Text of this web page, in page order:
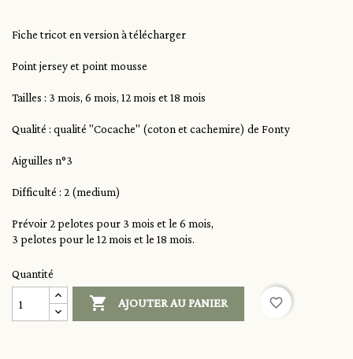
Fiche tricot en version à télécharger
Point jersey et point mousse
Tailles : 3 mois, 6 mois, 12 mois et 18 mois
Qualité : qualité "Cocache" (coton et cachemire) de Fonty
Aiguilles n°3
Difficulté : 2 (medium)
Prévoir 2 pelotes pour 3 mois et le 6 mois,
3 pelotes pour le 12 mois et le 18 mois.
Quantité
 AJOUTER AU PANIER favorite_border